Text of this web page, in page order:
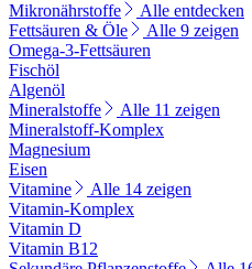
Mikronährstoffe
Alle entdecken
Fettsäuren & Öle
Alle 9 zeigen
Omega-3-Fettsäuren
Fischöl
Algenöl
Mineralstoffe
Alle 11 zeigen
Mineralstoff-Komplex
Magnesium
Eisen
Vitamine
Alle 14 zeigen
Vitamin-Komplex
Vitamin D
Vitamin B12